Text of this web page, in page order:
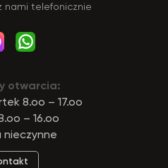
nami telefonicznie
otwarcia:
8.oo – 17.oo
– 16.oo